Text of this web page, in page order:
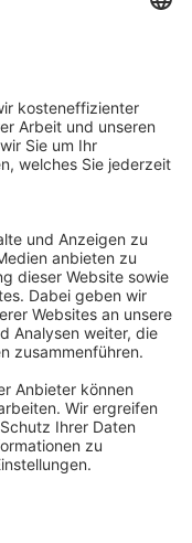
werden
Senatsverwaltung für
114236103
Körperschaft befreit
unter der